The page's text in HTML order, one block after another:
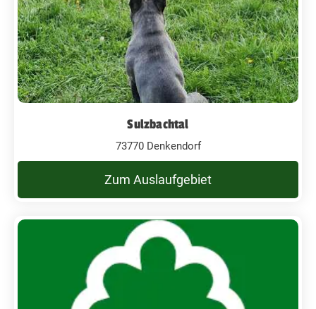
Sulzbachtal
73770 Denkendorf
Zum Auslaufgebiet